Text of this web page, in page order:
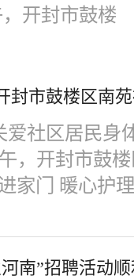
开封市鼓楼
市鼓楼区南
区居民身体
，开封市鼓
家门 暖心护
南”招聘活动